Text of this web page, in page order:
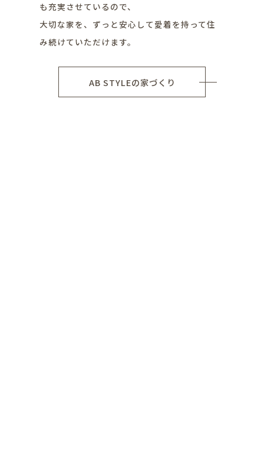
も充実させているので、
大切な家を、ずっと安心して愛着を持って住
み続けていただけます。
AB STYLEの家づくり